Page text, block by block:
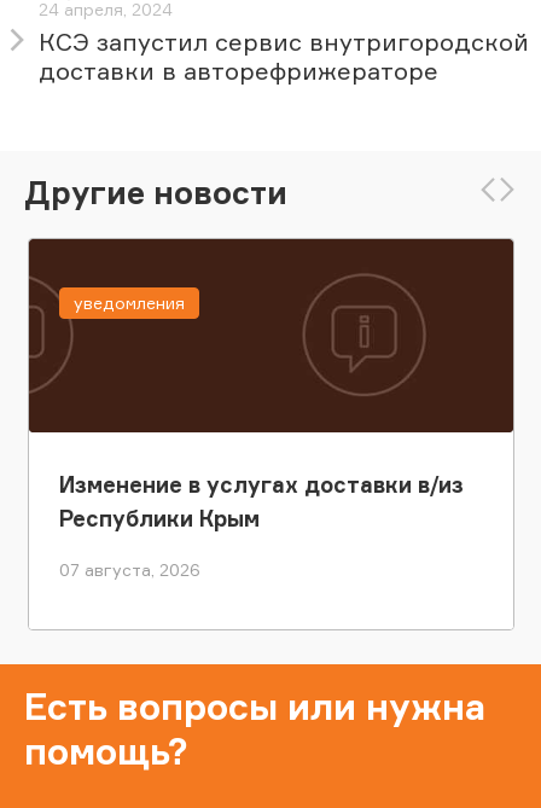
24 апреля, 2024
КСЭ запустил сервис внутригородской
доставки в авторефрижераторе
Другие новости
Изменение в услугах доставки в/из
Республики Крым
07 августа, 2026
уведомления
Есть вопросы или нужна
помощь?